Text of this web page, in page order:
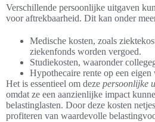
Verschillende persoonlijke uitgaven
voor aftrekbaarheid. Dit kan onder
Medische kosten, zoals
ziekenfonds worden vergoed.
Studiekosten, waaronder
Hypothecaire rente op een eigen
Het is essentieel om deze persoonlijke
omdat ze een aanzienlijke impact
belastinglasten. Door deze kosten
profiteren van waardevolle